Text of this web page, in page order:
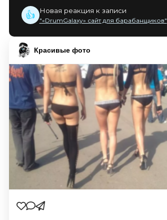
👍 Новая реакция к записи
"«DrumGalaxy» сайт для барабанщиков"
Красивые фото